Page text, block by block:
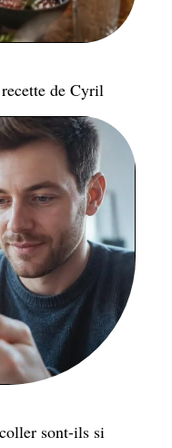
de Cyril
sont-ils si